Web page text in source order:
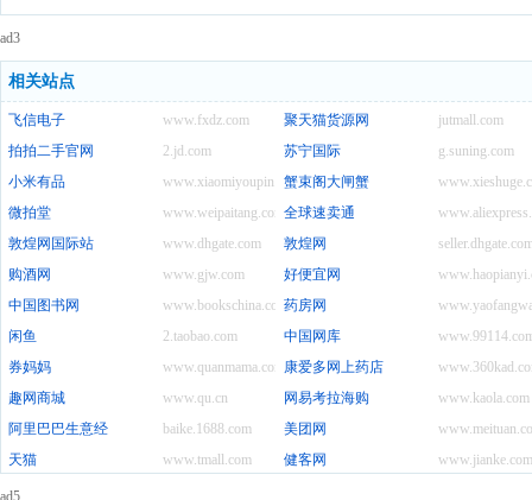
ad3
相关站点
www.fxdz.com
飞信电子 jutmall.com
聚天猫货源网
2.jd.com
拍拍二手官网 g.suning.com
苏宁国际
www.xiaomiyoupin.com
小米有品
蟹束阁大闸蟹
www.weipaitang.com
微拍堂
全球速卖通
www.dhgate.com
敦煌网国际站
敦煌网
www.gjw.com
购酒网
好便宜网
www.bookschina.com
中国图书网
药房网
2.taobao.com
闲鱼
中国网库
www.quanmama.com
券妈妈
康爱多网上药店
www.qu.cn
趣网商城 www.kaola.com
网易考拉海购
baike.1688.com
阿里巴巴生意经
美团网
www.tmall.com
天猫 www.jianke.com
健客网
ad5